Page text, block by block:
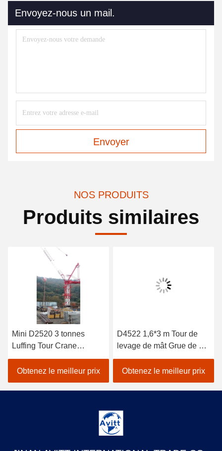
Envoyez-nous un mail.
Envoyer
NOS PRODUITS
Produits similaires
Mini D2520 3 tonnes
Luffing Tour Crane
Conception pour la Corée
du Sud
Obtenez le meilleur prix
D4522 1,6*3 m Tour de
levage de mât Grue de 6
tonnes Capacité de
charge Hauteur du mât
25,5 m
Obtenez le meilleur prix